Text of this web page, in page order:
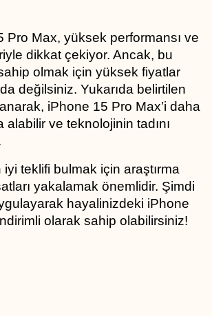
Pro Max, yüksek performansı ve
dikkat çekiyor. Ancak, bu
olmak için yüksek fiyatlar
değilsiniz. Yukarıda belirtilen
iPhone 15 Pro Max’i daha
alabilir ve teknolojinin tadını
iyi teklifi bulmak için araştırma
yakalamak önemlidir. Şimdi
hayalinizdeki iPhone
olarak sahip olabilirsiniz!